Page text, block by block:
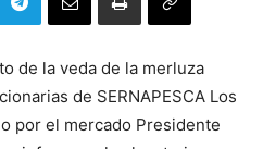
de la veda de la merluza
de SERNAPESCA Los
por el mercado Presidente